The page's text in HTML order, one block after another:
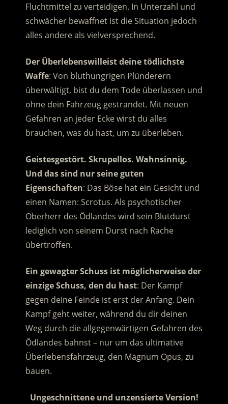
Fluchtmittel zu verteidigen. In Unterzahl und
schwächer bewaffnet ist die Situation jedoch
alles andere als vielversprechend.
Der Überlebenswilleist deine tödlichste
Waffe: Von bluthungrigen Plünderern
überwältigt, bist du dem Tode überlassen und
ohne dein Fahrzeug gestrandet. Mit neuen
Gefahren an jeder Ecke wirst du alles
brauchen, was du hast, um zu überleben.
Geistesgestört. Skrupellos. Wahnsinnig.
Und das sind nur seine guten
Eigenschaften: Das Böse hat ein Gesicht und
einen Namen: Scrotus. Als psychotischer
Oberherr des Ödlandes wird sein Blutdurst
lediglich von seinem Durst nach Rache
übertroffen.
Ein gewagter Schuss ist möglicherweise der
einzige Schuss, den du hast: Der Kampf
gegen deine Feinde ist erst der Anfang. Dein
Kampf geht weiter, während du dir deinen
Weg durch die allgegenwärtigen Gefahren des
Ödlandes bahnst – nur um das ultimative
Überlebensfahrzeug, den Magnum Opus, zu
bauen.
Ungeschnittene und unzensierte Version!